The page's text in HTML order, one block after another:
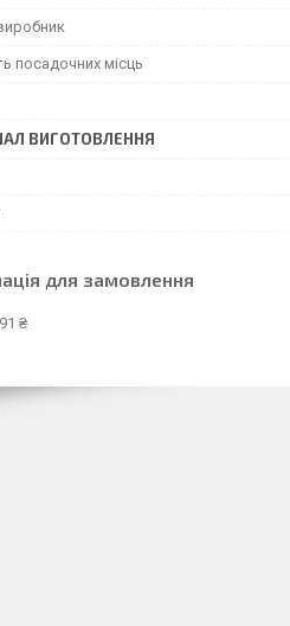
посадочних місць
ВИГОТОВЛЕННЯ
для замовлення
₴